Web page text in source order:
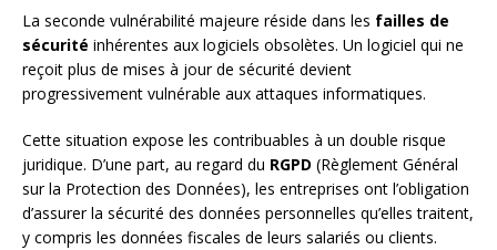
La seconde vulnérabilité majeure réside dans les failles de
sécurité inhérentes aux logiciels obsolètes. Un logiciel qui ne
reçoit plus de mises à jour de sécurité devient
progressivement vulnérable aux attaques informatiques.
Cette situation expose les contribuables à un double risque
juridique. D’une part, au regard du RGPD (Règlement Général
sur la Protection des Données), les entreprises ont l’obligation
d’assurer la sécurité des données personnelles qu’elles traitent,
y compris les données fiscales de leurs salariés ou clients.